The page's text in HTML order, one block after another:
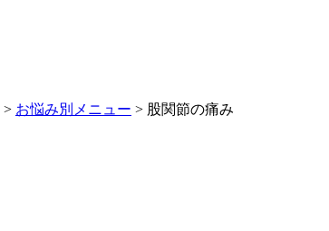
> お悩み別メニュー > 股関節の痛み